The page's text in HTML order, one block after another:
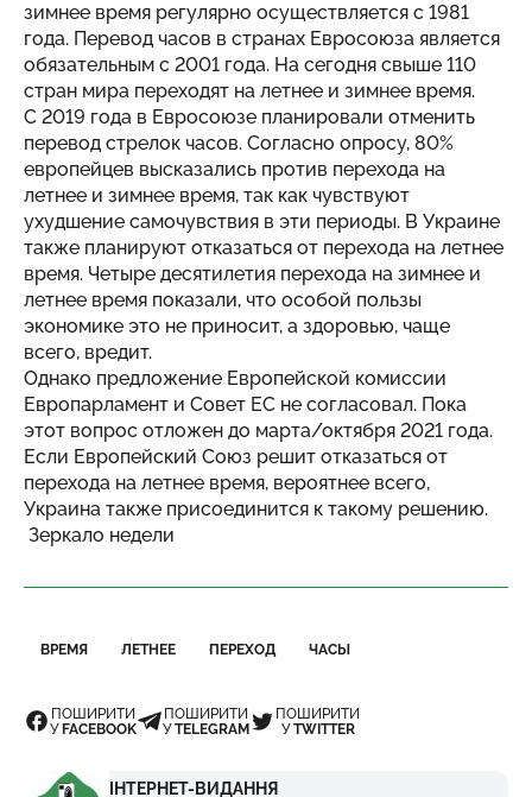
зимнее время регулярно осуществляется с 1981
года. Перевод часов в странах Евросоюза является
обязательным с 2001 года. На сегодня свыше 110
стран мира переходят на летнее и зимнее время.
С 2019 года в Евросоюзе планировали отменить
перевод стрелок часов. Согласно опросу, 80%
европейцев высказались против перехода на
летнее и зимнее время, так как чувствуют
ухудшение самочувствия в эти периоды. В Украине
также планируют отказаться от перехода на летнее
время. Четыре десятилетия перехода на зимнее и
летнее время показали, что особой пользы
экономике это не приносит, а здоровью, чаще
всего, вредит.
Однако предложение Европейской комиссии
Европарламент и Совет ЕС не согласовал. Пока
этот вопрос отложен до марта/октября 2021 года.
Если Европейский Союз решит отказаться от
перехода на летнее время, вероятнее всего,
Украина также присоединится к такому решению.
Зеркало недели
ВРЕМЯ ЛЕТНЕЕ ПЕРЕХОД ЧАСЫ
ПОШИРИТИ
У FACEBOOK
ПОШИРИТИ
УTELEGRAM
ПОШИРИТИ
УTWITTER
ІНТЕРНЕТ-ВИДАННЯ